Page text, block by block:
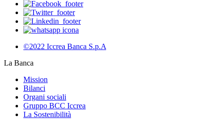
©2022 Iccrea Banca S.p.A
La Banca
Mission
Bilanci
Organi sociali
Gruppo BCC Iccrea
La Sostenibilità